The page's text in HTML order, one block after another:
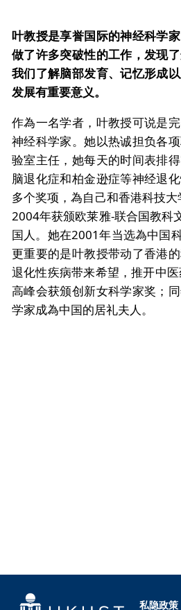
叶教授是享誉国际的神经科学
做了许多突破性的工作，发现
我们了解脑部发育、记忆形成
发展有重要意义。
作為一名学者，叶教授可说是
神经科学家。她以热诚担负各
验室主任，她每天的时间表排
脑退化症和柏金逊症等神经退
多个奖项，為自己和香港科技
2004年获颁欧莱雅-联合国教科
国人。她在2001年当选為中国
更重要的是叶教授带动了香港
退化性疾病带来希望，推开中
高峰会获颁创新女科学家奖；
学家成為中国的居礼夫人。
私隐政策